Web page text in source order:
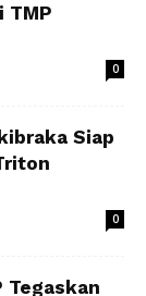
TMP
0
Siap
0
Tegaskan